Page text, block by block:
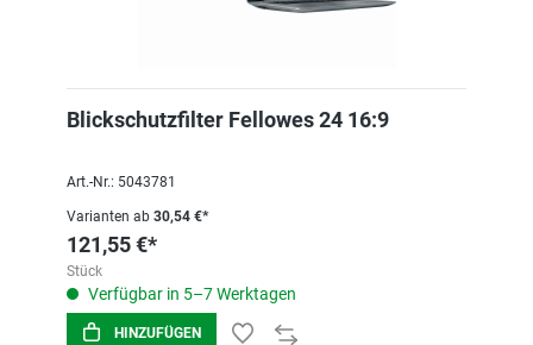
Blickschutzfilter Fellowes 24 16:9
Art.-Nr.: 5043781
Varianten ab 30,54 €*
121,55 €*
Stück
Verfügbar in 5–7 Werktagen
HINZUFÜGEN